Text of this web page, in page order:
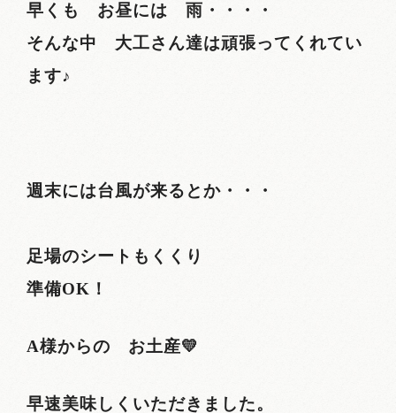
早くも お昼には 雨・・・・
そんな中 大工さん達は頑張ってくれてい
ます♪
週末には台風が来るとか・・・
足場のシートもくくり
準備OK！
A様からの お土産💛
早速美味しくいただきました。